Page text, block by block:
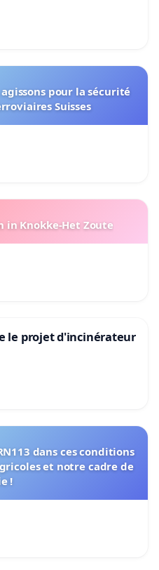
pour la sécurité
Suisses
in Knokke-Het Zoute
le projet d'incinérateur
dans ces conditions
et notre cadre de
!